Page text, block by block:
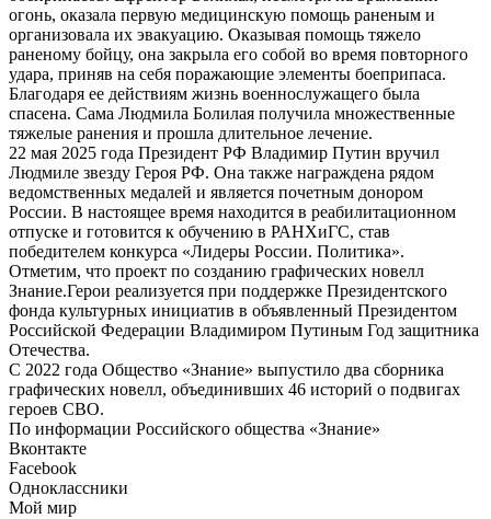
огонь, оказала первую медицинскую помощь раненым и
организовала их эвакуацию. Оказывая помощь тяжело
раненому бойцу, она закрыла его собой во время повторного
удара, приняв на себя поражающие элементы боеприпаса.
Благодаря ее действиям жизнь военнослужащего была
спасена. Сама Людмила Болилая получила множественные
тяжелые ранения и прошла длительное лечение.
22 мая 2025 года Президент РФ Владимир Путин вручил
Людмиле звезду Героя РФ. Она также награждена рядом
ведомственных медалей и является почетным донором
России. В настоящее время находится в реабилитационном
отпуске и готовится к обучению в РАНХиГС, став
победителем конкурса «Лидеры России. Политика».
Отметим, что проект по созданию графических новелл
Знание.Герои реализуется при поддержке Президентского
фонда культурных инициатив в объявленный Президентом
Российской Федерации Владимиром Путиным Год защитника
Отечества.
С 2022 года Общество «Знание» выпустило два сборника
графических новелл, объединивших 46 историй о подвигах
героев СВО.
По информации Российского общества «Знание»
Вконтакте
Facebook
Одноклассники
Мой мир